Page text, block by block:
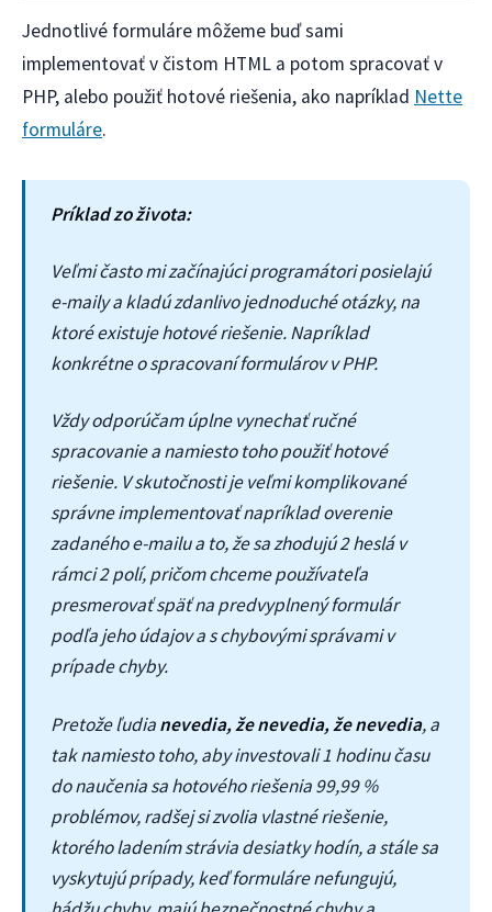
Jednotlivé formuláre môžeme buď sami
implementovať v čistom HTML a potom spracovať v
PHP, alebo použiť hotové riešenia, ako napríklad Nette
formuláre.
Príklad zo života:
Veľmi často mi začínajúci programátori posielajú
e-maily a kladú zdanlivo jednoduché otázky, na
ktoré existuje hotové riešenie. Napríklad
konkrétne o spracovaní formulárov v PHP.
Vždy odporúčam úplne vynechať ručné
spracovanie a namiesto toho použiť hotové
riešenie. V skutočnosti je veľmi komplikované
správne implementovať napríklad overenie
zadaného e-mailu a to, že sa zhodujú 2 heslá v
rámci 2 polí, pričom chceme používateľa
presmerovať späť na predvyplnený formulár
podľa jeho údajov a s chybovými správami v
prípade chyby.
Pretože ľudianevedia, že nevedia, že nevedia, a
tak namiesto toho, aby investovali 1 hodinu času
do naučenia sa hotového riešenia 99,99 %
problémov, radšej si zvolia vlastné riešenie,
ktorého ladením strávia desiatky hodín, a stále sa
vyskytujú prípady, keď formuláre nefungujú,